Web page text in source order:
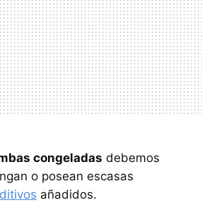
congeladas debemos
o posean escasas
añadidos.